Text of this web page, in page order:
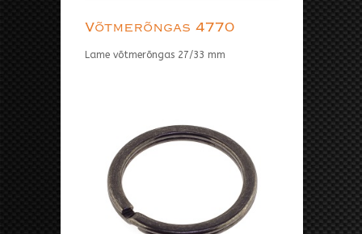
Võtmerõngas 4770
Lame võtmerõngas 27/33 mm